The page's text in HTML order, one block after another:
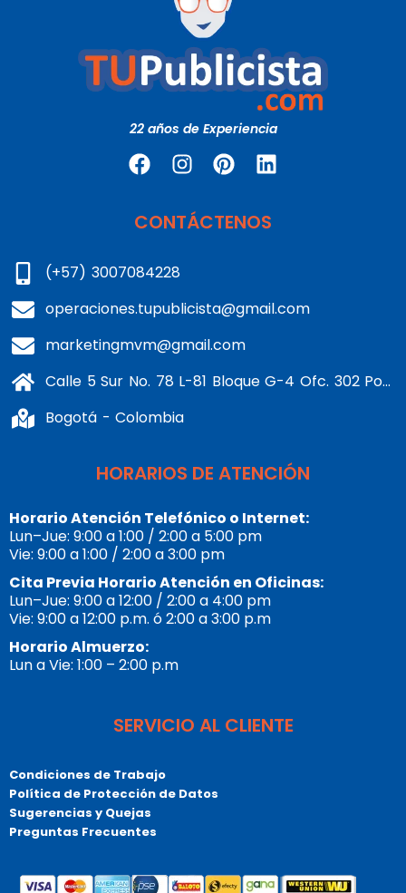
22 años de Experiencia
CONTÁCTENOS
(+57) 3007084228
operaciones.tupublicista@gmail.com
marketingmvm@gmail.com
Calle 5 Sur No. 78 L-81 Bloque G-4 Ofc. 302 Portería 1 Banderas - Kennedy
Bogotá - Colombia
HORARIOS DE ATENCIÓN
Horario Atención Telefónico o Internet:
Lun–Jue: 9:00 a 1:00 / 2:00 a 5:00 pm
Vie: 9:00 a 1:00 / 2:00 a 3:00 pm
Cita Previa Horario Atención en Oficinas:
Lun–Jue: 9:00 a 12:00 / 2:00 a 4:00 pm
Vie: 9:00 a 12:00 p.m. ó 2:00 a 3:00 p.m
Horario Almuerzo:
Lun a Vie: 1:00 – 2:00 p.m
SERVICIO AL CLIENTE
Condiciones de Trabajo
Política de Protección de Datos
Sugerencias y Quejas
Preguntas Frecuentes